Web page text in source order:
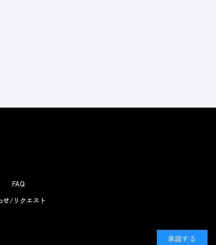
FAQ
せ/リクエスト
承諾する